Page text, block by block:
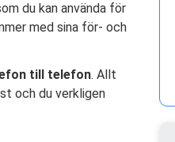
du kan använda för
med sina för- och
till telefon. Allt
och du verkligen